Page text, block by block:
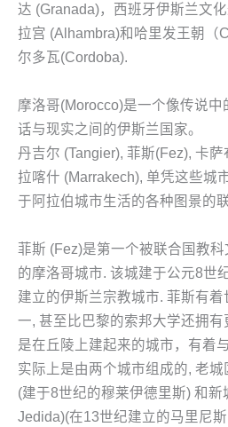
达 (Granada)，西班牙伊斯兰文
拉宫 (Alhambra)和哈里发王朝（
尔多瓦(Cordoba).
摩洛哥(Morocco)是一个像传说
话与现实之间的伊斯兰国家。
丹吉尔 (Tangier), 菲斯(Fez), 卡
拉喀什 (Marrakech), 单凭这些城
于阿拉伯城市生活的各种图景的联
菲斯 (Fez)是第一个被联合国教
的摩洛哥城市. 该城建于公元8世
建立的伊斯兰宗教城市. 菲斯有
一, 甚至比巴黎的索邦大学还拥
是在丘陵上建起来的城市，有着
实际上是由两个城市组成的, 老
(建于8世纪的穆莱伊德里斯) 和新
Jedida)(在13世纪建立的马里尼